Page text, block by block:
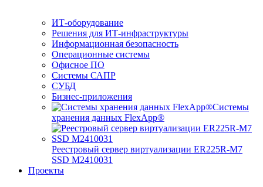
ИТ-оборудование
Решения для ИТ-инфраструктуры
Информационная безопасность
Операционные системы
Офисное ПО
Системы САПР
СУБД
Бизнес-приложения
Системы
хранения данных FlexApp®
Реестровый сервер виртуализации ER225R-M7
SSD М2410031
Проекты